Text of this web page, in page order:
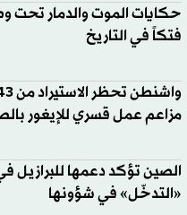
حكايات الموت والدمار تحت
فتكاً في التاريخ
مزاعم عمل قسري للإيغور
الصين تؤكد دعمها للبرازيل
«التدخّل» في شؤونها